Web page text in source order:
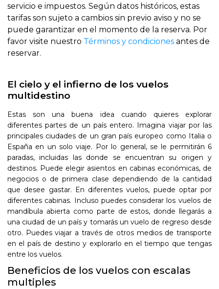
servicio e impuestos. Según datos históricos, estas
tarifas son sujeto a cambios sin previo aviso y no se
puede garantizar en el momento de la reserva. Por
favor visite nuestro Términos y condiciones antes de
reservar.
El cielo y el infierno de los vuelos
multidestino
Estas son una buena idea cuando quieres explorar
diferentes partes de un país entero. Imagina viajar por las
principales ciudades de un gran país europeo como Italia o
España en un solo viaje. Por lo general, se le permitirán 6
paradas, incluidas las donde se encuentran su origen y
destinos. Puede elegir asientos en cabinas económicas, de
negocios o de primera clase dependiendo de la cantidad
que desee gastar. En diferentes vuelos, puede optar por
diferentes cabinas. Incluso puedes considerar los vuelos de
mandíbula abierta como parte de estos, donde llegarás a
una ciudad de un país y tomarás un vuelo de regreso desde
otro. Puedes viajar a través de otros medios de transporte
en el país de destino y explorarlo en el tiempo que tengas
entre los vuelos.
Beneficios de los vuelos con escalas
multiples